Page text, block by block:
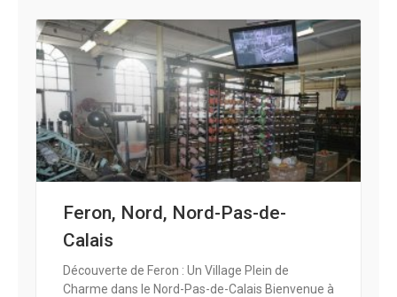
Feron, Nord, Nord-Pas-de-
Calais
Découverte de Feron : Un Village Plein de
Charme dans le Nord-Pas-de-Calais Bienvenue à